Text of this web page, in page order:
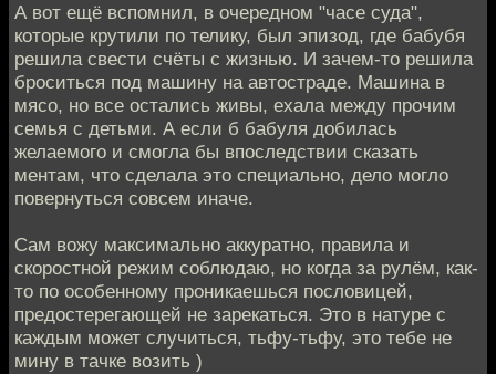
А вот ещё вспомнил, в очередном "часе суда",
которые крутили по телику, был эпизод, где бабубя
решила свести счёты с жизнью. И зачем-то решила
броситься под машину на автостраде. Машина в
мясо, но все остались живы, ехала между прочим
семья с детьми. А если б бабуля добилась
желаемого и смогла бы впоследствии сказать
ментам, что сделала это специально, дело могло
повернуться совсем иначе.
Сам вожу максимально аккуратно, правила и
скоростной режим соблюдаю, но когда за рулём, как-
то по особенному проникаешься пословицей,
предостерегающей не зарекаться. Это в натуре с
каждым может случиться, тьфу-тьфу, это тебе не
мину в тачке возить )